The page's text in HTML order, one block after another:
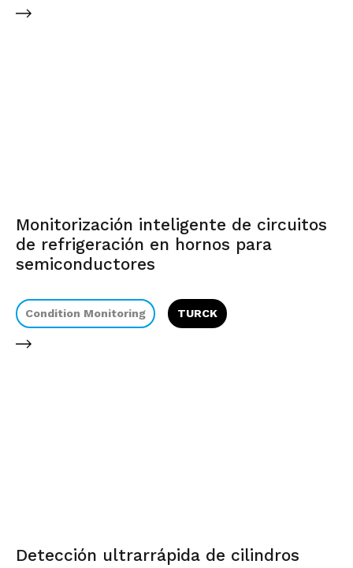
Monitorización inteligente de circuitos
de refrigeración en hornos para
semiconductores
Condition Monitoring TURCK
Detección ultrarrápida de cilindros